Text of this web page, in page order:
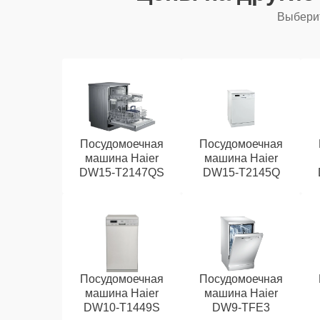
Посудомоечная
машина Haier
DW15-T2147QS
Посудомоечная
машина Haier
DW15-T2145Q
Посудомоечная
машина Haier
DW10-T1449S
Посудомоечная
машина Haier
DW9-TFE3